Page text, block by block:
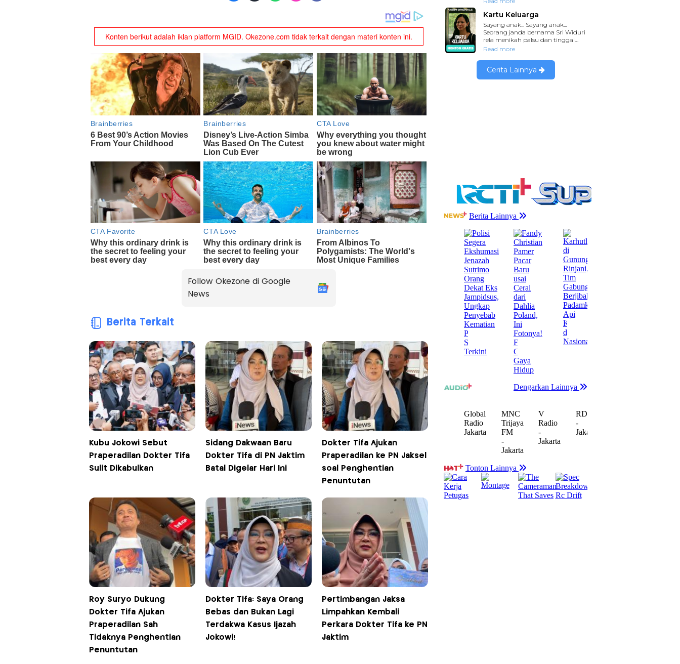
Follow Okezone di Google
News
Berita Terkait
Kubu Jokowi Sebut
Praperadilan Dokter Tifa
Sulit Dikabulkan
Sidang Dakwaan Baru
Dokter Tifa di PN Jaktim
Batal Digelar Hari Ini
Dokter Tifa Ajukan
Praperadilan ke PN Jaksel
soal Penghentian
Penuntutan
Roy Suryo Dukung
Dokter Tifa Ajukan
Praperadilan Sah
Tidaknya Penghentian
Penuntutan
Dokter Tifa: Saya Orang
Bebas dan Bukan Lagi
Terdakwa Kasus Ijazah
Jokowi!
Pertimbangan Jaksa
Limpahkan Kembali
Perkara Dokter Tifa ke PN
Jaktim